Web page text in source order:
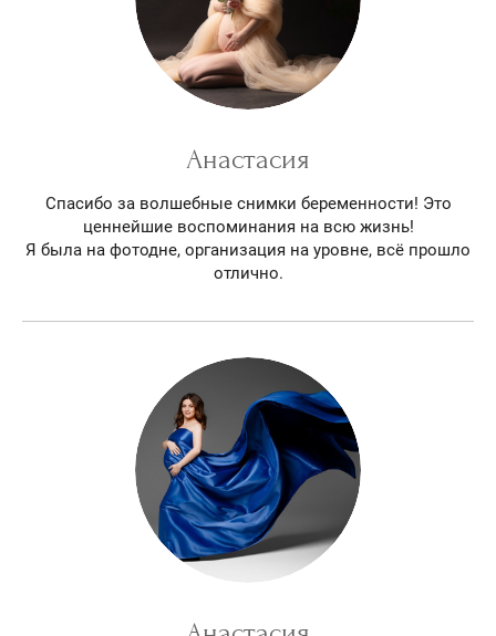
Анастасия
Спасибо за волшебные снимки беременности! Это
ценнейшие воспоминания на всю жизнь!
Я была на фотодне, организация на уровне, всё прошло
отлично.